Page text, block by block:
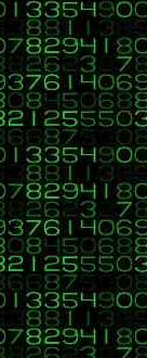
cambiarlo y esto
ir contra la
CSS, Javascript,
código para
*/